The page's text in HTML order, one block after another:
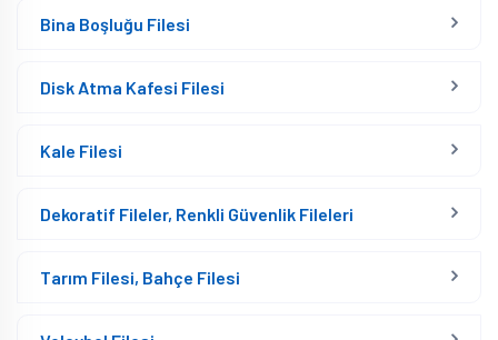
Bina Boşluğu Filesi
Disk Atma Kafesi Filesi
Kale Filesi
Dekoratif Fileler, Renkli Güvenlik Fileleri
Tarım Filesi, Bahçe Filesi